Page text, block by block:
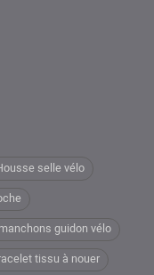
selle vélo
guidon vélo
tissu à nouer